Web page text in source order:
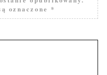
oznaczone *